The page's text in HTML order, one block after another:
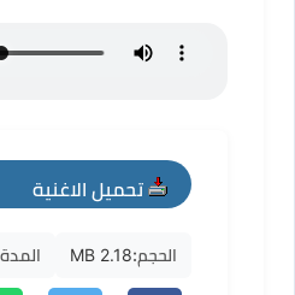
تحميل الاغنية
mp3
الحجم:2.18 MB